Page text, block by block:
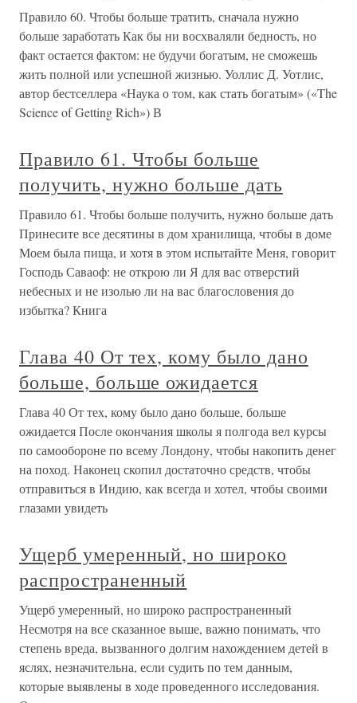
Правило 60. Чтобы больше тратить, сначала нужно
больше заработать Как бы ни восхваляли бедность, но
факт остается фактом: не будучи богатым, не сможешь
жить полной или успешной жизнью. Уоллис Д. Уотлис,
автор бестселлера «Наука о том, как стать богатым» («The
Science of Getting Rich») В
Правило 61. Чтобы больше
получить, нужно больше дать
Правило 61. Чтобы больше получить, нужно больше дать
Принесите все десятины в дом хранилища, чтобы в доме
Моем была пища, и хотя в этом испытайте Меня, говорит
Господь Саваоф: не открою ли Я для вас отверстий
небесных и не изолью ли на вас благословения до
избытка? Книга
Глава 40 От тех, кому было дано
больше, больше ожидается
Глава 40 От тех, кому было дано больше, больше
ожидается После окончания школы я полгода вел курсы
по самообороне по всему Лондону, чтобы накопить денег
на поход. Наконец скопил достаточно средств, чтобы
отправиться в Индию, как всегда и хотел, чтобы своими
глазами увидеть
Ущерб умеренный, но широко
распространенный
Ущерб умеренный, но широко распространенный
Несмотря на все сказанное выше, важно понимать, что
степень вреда, вызванного долгим нахождением детей в
яслях, незначительна, если судить по тем данным,
которые выявлены в ходе проведенного исследования.